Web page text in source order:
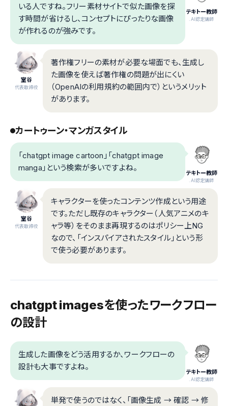
テキトー教師
.AI認定講師
いる人ですね。フリー素材サイトで似た画像を探
す時間が省けるし、コンセプトにぴったりな画像
が作れるのが強みです。
室谷
代表取締役
著作権フリーの素材が必要な場面でも、生成し
た画像を使えば著作権の問題が出にくい
（OpenAIの利用規約の範囲内で）というメリット
があります。
カートゥーン・マンガスタイル
テキトー教師
.AI認定講師
「chatgpt image cartoon」「chatgpt image
manga」という検索が多いですよね。
室谷
代表取締役
キャラクターを使ったコンテンツ作成という用途
です。ただし既存のキャラクター（人気アニメのキ
ャラ等）をそのまま再現するのはポリシー上NG
なので、「インスパイアされたスタイル」という形
で使う必要があります。
chatgpt imagesを使ったワークフロー
の設計
テキトー教師
.AI認定講師
生成した画像をどう活用するか、ワークフローの
設計も大事ですよね。
単発で使うのではなく、「画像生成 → 確認 → 修